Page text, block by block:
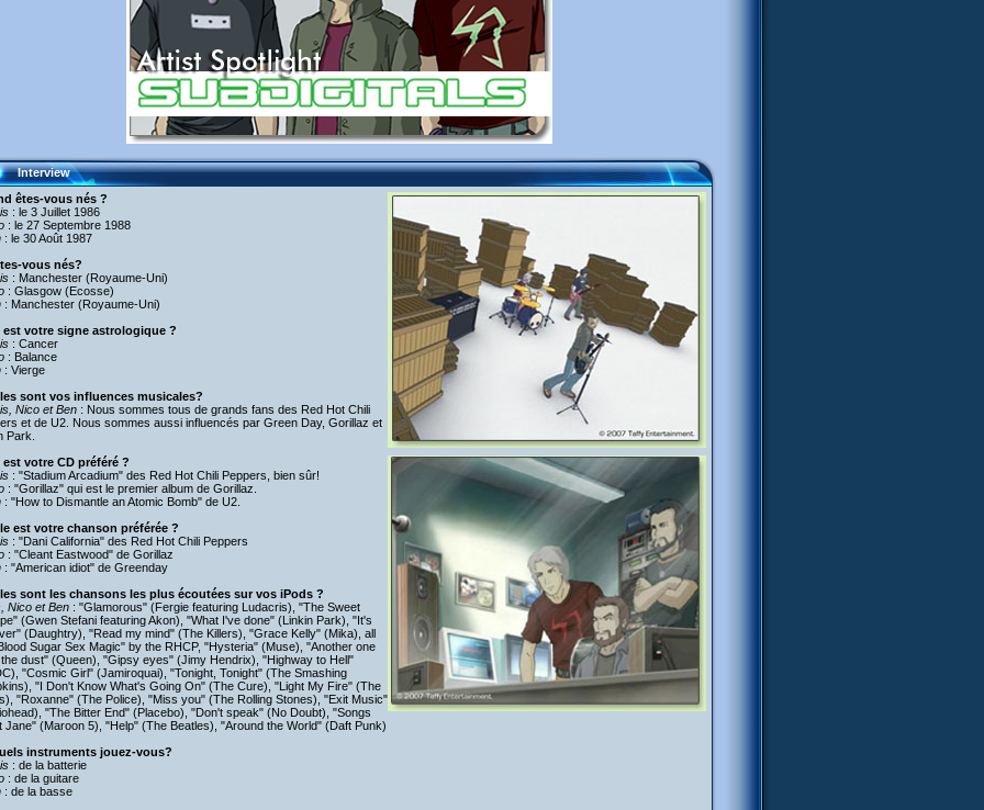
Interview
êtes-vous nés ?
: le 3 Juillet 1986
: le 27 Septembre 1988
: le 30 Août 1987
vous nés?
: Manchester (Royaume-Uni)
: Glasgow (Ecosse)
: Manchester (Royaume-Uni)
est votre signe astrologique ?
: Cancer
: Balance
: Vierge
sont vos influences musicales?
Nico et Ben : Nous sommes tous de grands fans des Red Hot Chili
et de U2. Nous sommes aussi influencés par Green Day, Gorillaz et
Park.
est votre CD préféré ?
: "Stadium Arcadium" des Red Hot Chili Peppers, bien sûr!
: "Gorillaz" qui est le premier album de Gorillaz.
: "How to Dismantle an Atomic Bomb" de U2.
est votre chanson préférée ?
: "Dani California" des Red Hot Chili Peppers
: "Cleant Eastwood" de Gorillaz
: "American idiot" de Greenday
sont les chansons les plus écoutées sur vos iPods ?
Nico et Ben : "Glamorous" (Fergie featuring Ludacris), "The Sweet
(Gwen Stefani featuring Akon), "What I've done" (Linkin Park), "It's
(Daughtry), "Read my mind" (The Killers), "Grace Kelly" (Mika), all
Sugar Sex Magic" by the RHCP, "Hysteria" (Muse), "Another one
dust" (Queen), "Gipsy eyes" (Jimy Hendrix), "Highway to Hell"
"Cosmic Girl" (Jamiroquai), "Tonight, Tonight" (The Smashing
"I Don't Know What's Going On" (The Cure), "Light My Fire" (The
"Roxanne" (The Police), "Miss you" (The Rolling Stones), "Exit Music"
"The Bitter End" (Placebo), "Don't speak" (No Doubt), "Songs
Jane" (Maroon 5), "Help" (The Beatles), "Around the World" (Daft Punk)
instruments jouez-vous?
: de la batterie
: de la guitare
: de la basse